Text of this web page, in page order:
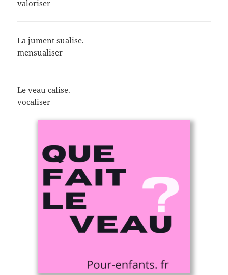
valoriser
La jument sualise.
mensualiser
Le veau calise.
vocaliser